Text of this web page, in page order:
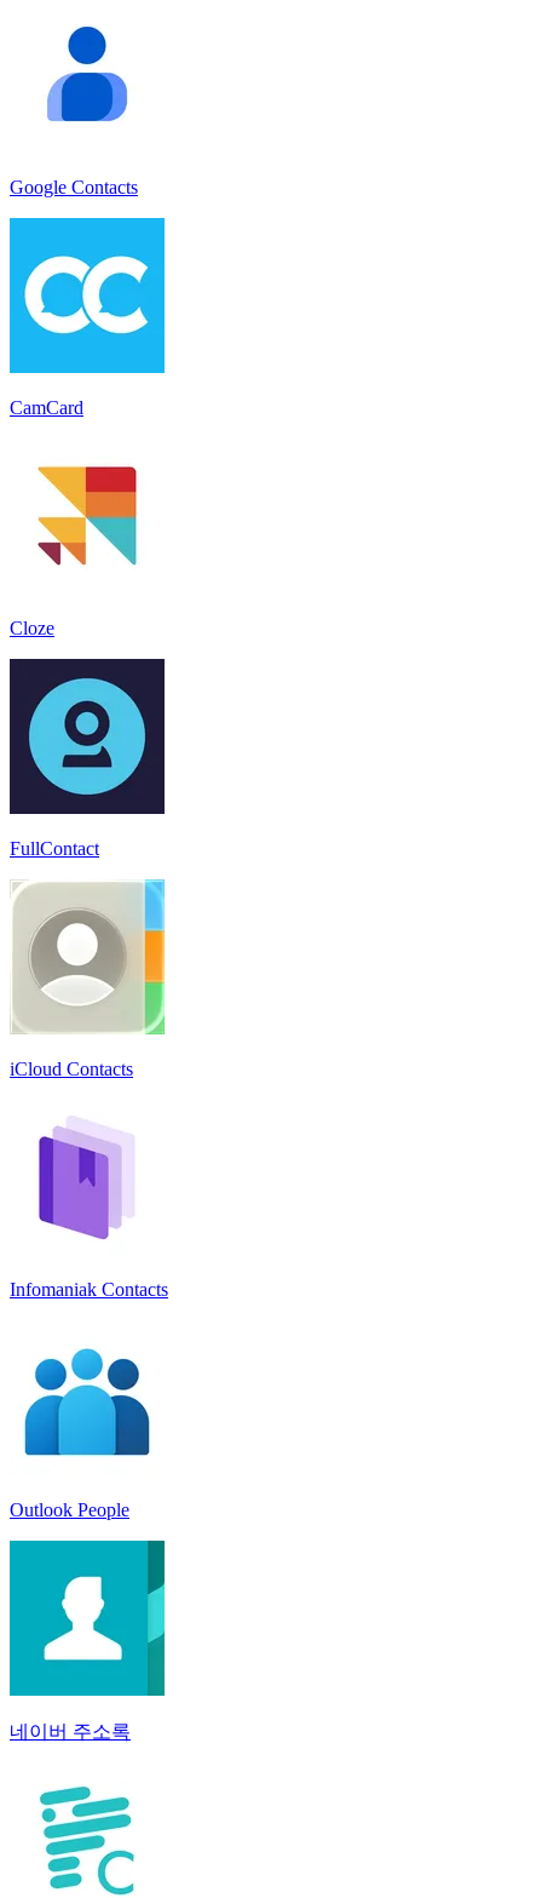
Google Contacts
CamCard
Cloze
FullContact
iCloud Contacts
Infomaniak Contacts
Outlook People
네이버 주소록